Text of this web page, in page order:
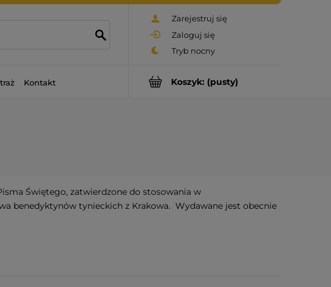
Zarejestruj się
Zaloguj się
Koszyk: (pusty)
Kontakt
Świętego, zatwierdzone do stosowania w
benedyktynów tynieckich z Krakowa. Wydawane jest obecnie